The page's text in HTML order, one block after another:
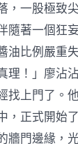
，一股極致
隨著一個狂
油比例嚴重
理！」廖沾
找上門了。
，正式開始
牆門邊緣，